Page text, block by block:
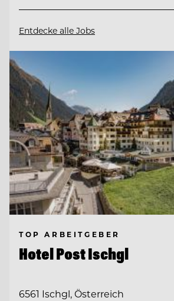
Entdecke alle Jobs
TOP ARBEITGEBER
Hotel Post Ischgl
6561 Ischgl, Österreich